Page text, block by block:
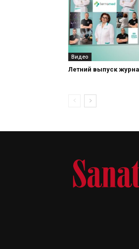
Видео
Летний выпуск